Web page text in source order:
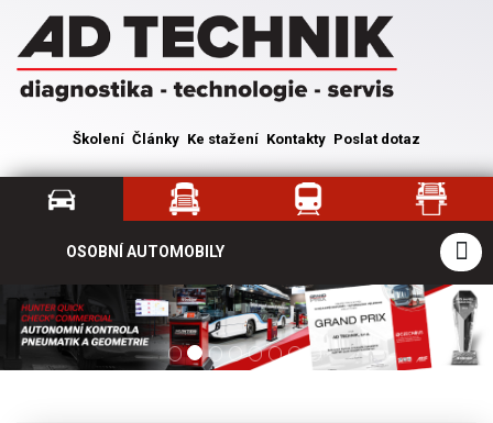
Školení Články Ke stažení Kontakty Poslat dotaz
OSOBNÍ AUTOMOBILY